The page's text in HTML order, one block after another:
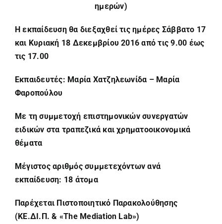
ημερών)
Η εκπαίδευση θα διεξαχθεί τις ημέρες Σάββατο 17
και Κυριακή 18 Δεκεμβρίου 2016 από τις 9.00 έως
τις 17.00
Εκπαιδευτές: Μαρία Χατζηλεωνίδα – Μαρία
Φαροπούλου
Με τη συμμετοχή επιστημονικών συνεργατών
ειδικών στα τραπεζικά και χρηματοοικονομικά
θέματα
Μέγιστος αριθμός συμμετεχόντων ανά
εκπαίδευση: 18 άτομα
Παρέχεται Πιστοποιητικό Παρακολούθησης
(ΚΕ.ΔΙ.Π. & «The Mediation Lab»)